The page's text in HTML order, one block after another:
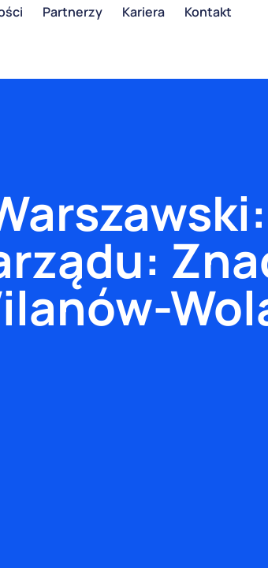
Partnerzy Kariera
Kontakt